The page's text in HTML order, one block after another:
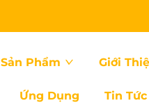
Sản Phẩm Giới
Ứng Dụng Tin Tức